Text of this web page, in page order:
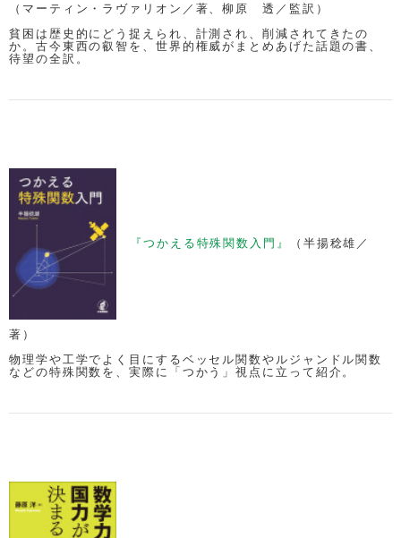
（マーティン・ラヴァリオン／著、柳原 透／監訳）
貧困は歴史的にどう捉えられ、計測され、削減されてきたの
か。古今東西の叡智を、世界的権威がまとめあげた話題の書、
待望の全訳。
『つかえる特殊関数入門』 （半揚稔雄／
著）
物理学や工学でよく目にするベッセル関数やルジャンドル関数
などの特殊関数を、実際に「つかう」視点に立って紹介。